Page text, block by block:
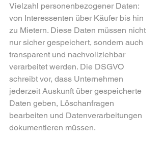
Vielzahl personenbezogener Daten:
von Interessenten über Käufer bis hin
zu Mietern. Diese Daten müssen nicht
nur sicher gespeichert, sondern auch
transparent und nachvollziehbar
verarbeitet werden. Die DSGVO
schreibt vor, dass Unternehmen
jederzeit Auskunft über gespeicherte
Daten geben, Löschanfragen
bearbeiten und Datenverarbeitungen
dokumentieren müssen.